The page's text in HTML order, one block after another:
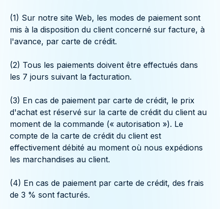
(1) Sur notre site Web, les modes de paiement sont
mis à la disposition du client concerné sur facture, à
l'avance, par carte de crédit.
(2) Tous les paiements doivent être effectués dans
les 7 jours suivant la facturation.
(3) En cas de paiement par carte de crédit, le prix
d'achat est réservé sur la carte de crédit du client au
moment de la commande (« autorisation »). Le
compte de la carte de crédit du client est
effectivement débité au moment où nous expédions
les marchandises au client.
(4) En cas de paiement par carte de crédit, des frais
de 3 % sont facturés.